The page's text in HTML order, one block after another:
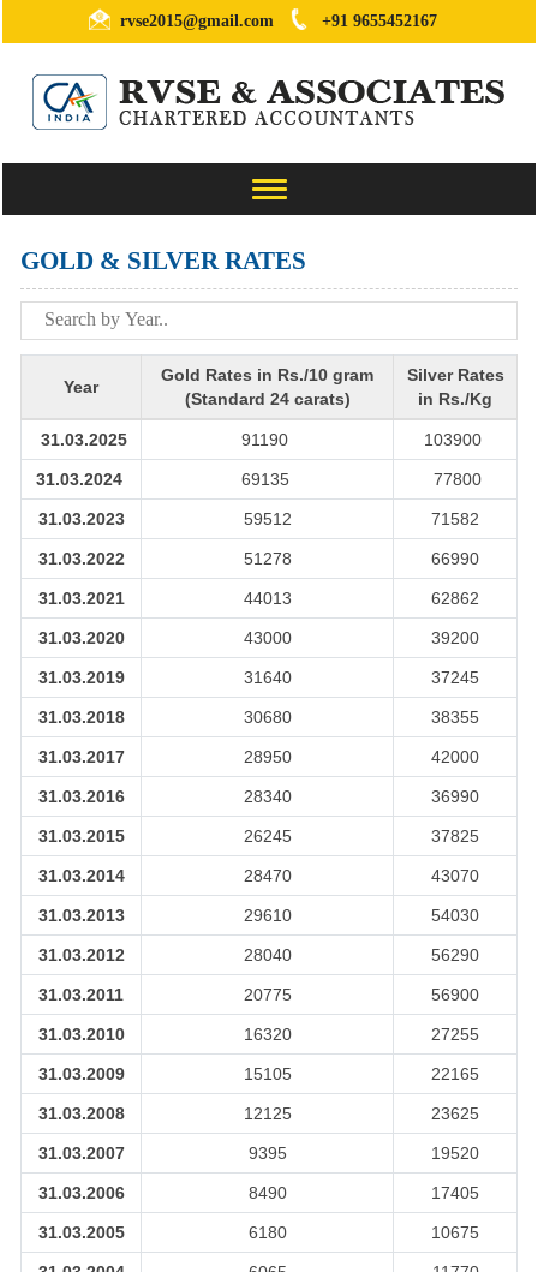
rvse2015@gmail.com +91 9655452167
Toggle
GOLD & SILVER RATES
Year
Gold Rates in Rs./10 gram
(Standard 24 carats)
Silver Rates
in Rs./Kg
31.03.2025 91190 103900
31.03.2024 69135 77800
31.03.2023 59512 71582
31.03.2022 51278 66990
31.03.2021 44013 62862
31.03.2020 43000 39200
31.03.2019 31640 37245
31.03.2018 30680 38355
31.03.2017 28950 42000
31.03.2016 28340 36990
31.03.2015 26245 37825
31.03.2014 28470 43070
31.03.2013 29610 54030
31.03.2012 28040 56290
31.03.2011 20775 56900
31.03.2010 16320 27255
31.03.2009 15105 22165
31.03.2008 12125 23625
31.03.2007 9395 19520
31.03.2006 8490 17405
31.03.2005 6180 10675